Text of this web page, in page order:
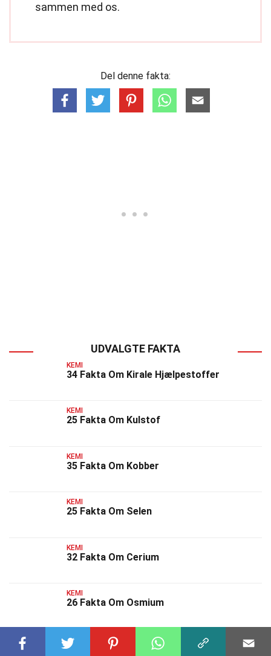
sammen med os.
Del denne fakta:
UDVALGTE FAKTA
KEMI
34 Fakta Om Kirale Hjælpestoffer
KEMI
25 Fakta Om Kulstof
KEMI
35 Fakta Om Kobber
KEMI
25 Fakta Om Selen
KEMI
32 Fakta Om Cerium
KEMI
26 Fakta Om Osmium